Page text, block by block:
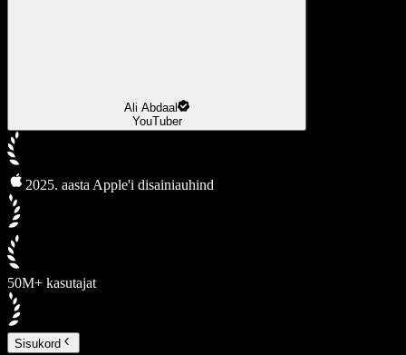
Ali Abdaal
YouTuber
2025. aasta Apple'i disainiauhind
50M+ kasutajat
Sisukord